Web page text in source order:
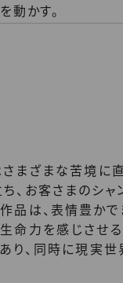
動かす。
まざまな苦境に
、お客さまのシ
品は、表情豊か
命力を感じさせ
り、同時に現実